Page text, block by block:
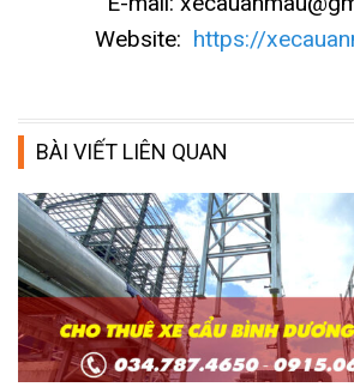
Website: https://
BÀI VIẾT LIÊN QUAN